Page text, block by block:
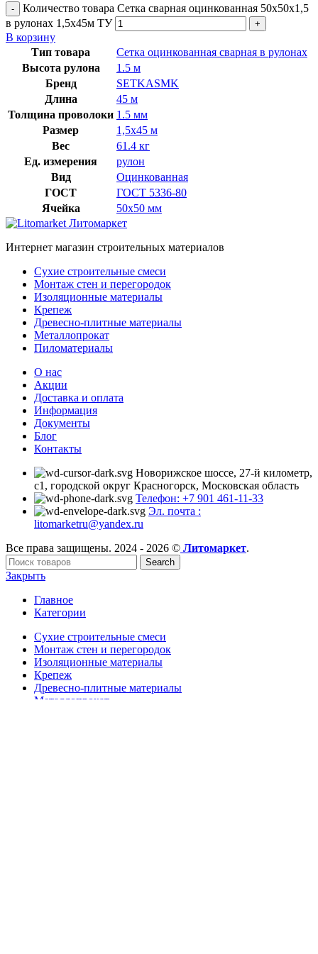
Количество товара Сетка сварная оцинкованная 50х50х1,5
в рулонах 1,5х45м ТУ
В корзину
Тип товара
Сетка оцинкованная сварная в рулонах
Высота рулона
1.5 м
Бренд
SETKASMK
Длина
45 м
Толщина проволоки 1.5 мм
Размер
1,5х45 м
Вес
61.4 кг
Ед. измерения
рулон
Вид
Оцинкованная
ГОСТ
ГОСТ 5336-80
Ячейка
50х50 мм
Интернет магазин строительных материалов
Сухие строительные смеси
Монтаж стен и перегородок
Изоляционные материалы
Крепеж
Древесно-плитные материалы
Металлопрокат
Пиломатериалы
О нас
Акции
Доставка и оплата
Информация
Документы
Блог
Контакты
Новорижское шоссе, 27-й километр,
с1, городской округ Красногорск, Московская область
Телефон: +7 901 461-11-33
Эл. почта :
litomarketru@yandex.ru
Все права защищены. 2024 - 2026 © Литомаркет.
Search
Закрыть
Главное
Категории
Сухие строительные смеси
Монтаж стен и перегородок
Изоляционные материалы
Крепеж
Древесно-плитные материалы
Металлопрокат